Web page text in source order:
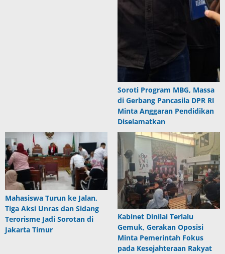
Soroti Program MBG, Massa
di Gerbang Pancasila DPR RI
Minta Anggaran Pendidikan
Diselamatkan
Mahasiswa Turun ke Jalan,
Tiga Aksi Unras dan Sidang
Terorisme Jadi Sorotan di
Jakarta Timur
Kabinet Dinilai Terlalu
Gemuk, Gerakan Oposisi
Minta Pemerintah Fokus
pada Kesejahteraan Rakyat